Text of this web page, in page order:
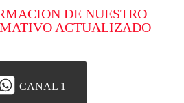
DE NUESTRO
ACTUALIZADO
CANAL 1